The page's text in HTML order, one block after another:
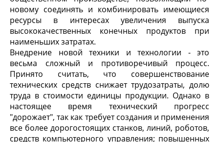
новому соединять и комбинировать имеющиеся
ресурсы в интересах увеличения выпуска
высококачественных конечных продуктов при
наименьших затратах.
Внедрение новой техники и технологии - это
весьма сложный и противоречивый процесс.
Принято считать, что совершенствование
технических средств снижает трудозатраты, долю
труда в стоимости единицы продукции. Однако в
настоящее время технический прогресс
"дорожает", так как требует создания и применения
все более дорогостоящих станков, линий, роботов,
средств компьютерного управления; повышенных